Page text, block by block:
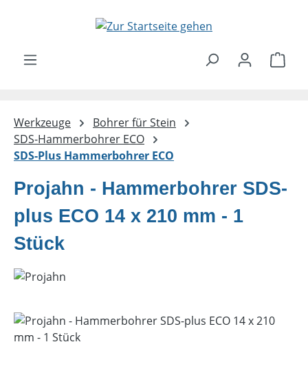
Zum Hauptinhalt springen
Werkzeuge
Bohrer für Stein
SDS-Hammerbohrer ECO
SDS-Plus Hammerbohrer ECO
Projahn - Hammerbohrer SDS-
plus ECO 14 x 210 mm - 1
Stück
Bildergalerie überspringen